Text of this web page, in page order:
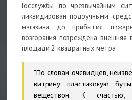
Госслужбы по чрезвычайным
ликвидирован подручными
магазина до прибытия
возгорания повреждена внешняя
площади 2 квадратных метра.
"По словам очевидцев,
витрину пластиковую
веществом. К счастью,